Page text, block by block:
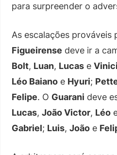
para surpreender o
As escalações prováveis
Figueirense deve ir a
Bolt, Luan, Lucas e
Léo Baiano e Hyuri;
Felipe. O Guarani deve
Lucas, João Victor, Léo
Gabriel; Luis, João e